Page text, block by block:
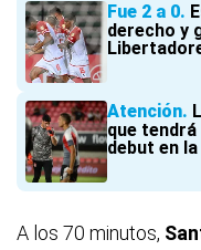
Fue 2 a 0
derecho y
Atención
que
debut en
A los 70 minutos,